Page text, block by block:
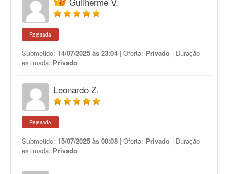
Rejeitada
Submetido: 14/07/2025 às 23:04 | Oferta: Privado | Duração
estimada: Privado
Leonardo Z.
Rejeitada
Submetido: 15/07/2025 às 00:08 | Oferta: Privado | Duração
estimada: Privado